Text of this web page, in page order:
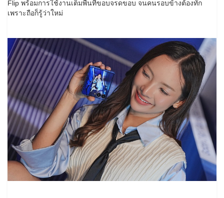
Flip พร้อมการใช้งานเต็มพื้นที่ขอบจรดขอบ จนคนรอบข้างต้องทัก
เพราะถือก็รู้ว่าใหม่